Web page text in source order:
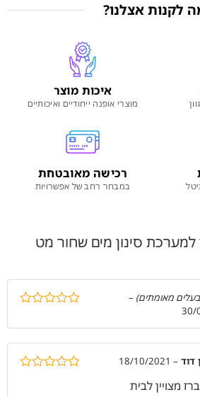
לקנות אצלנו?
איכות מוצר
מוצרי אופנה ייחודיים ואיכותיים
רכישה מאובטחת
במבחר רחב של אפשרויות
למערכת סינון מים שחור מט
מתוך 5
מאומתים) –
30/
דוד –
18/10/2021
מצויין לבית